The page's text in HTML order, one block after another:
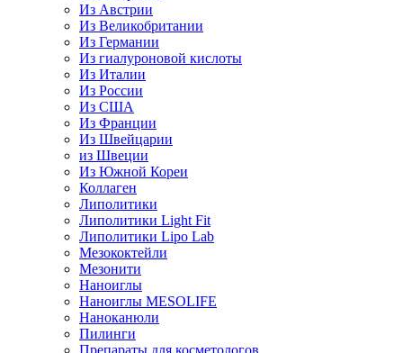
Из Австрии
Из Великобритании
Из Германии
Из гиалуроновой кислоты
Из Италии
Из России
Из США
Из Франции
Из Швейцарии
из Швеции
Из Южной Кореи
Коллаген
Липолитики
Липолитики Light Fit
Липолитики Lipo Lab
Мезококтейли
Мезонити
Наноиглы
Наноиглы MESOLIFE
Наноканюли
Пилинги
Препараты для косметологов